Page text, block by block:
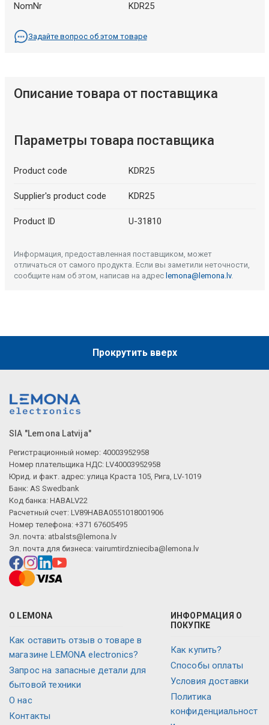
NomNr KDR25
Задайте вопрос об этом товаре
Описание товара от поставщика
Параметры товара поставщика
Product code KDR25
Supplier's product code KDR25
Product ID U-31810
Информация, предоставленная поставщиком, может
отличаться от самого продукта. Если вы заметили неточности,
сообщите нам об этом, написав на адрес lemona@lemona.lv.
Прокрутить вверх
SIA "Lemona Latvija"
Регистрационный номер: 40003952958
Номер плательщика НДС: LV40003952958
Юрид. и факт. адрес: улица Краста 105, Рига, LV-1019
Банк: AS Swedbank
Код банка: HABALV22
Расчетный счет: LV89HABA0551018001906
Номер телефона: +371 67605495
Эл. почта: atbalsts@lemona.lv
Эл. почта для бизнеса: vairumtirdznieciba@lemona.lv
О LEMONA
Как оставить отзыв о товаре в
магазине LEMONA electronics?
Запрос на запасные детали для
бытовой техники
О нас
Контакты
ИНФОРМАЦИЯ О
ПОКУПКЕ
Как купить?
Способы оплаты
Условия доставки
Политика
конфиденциальност